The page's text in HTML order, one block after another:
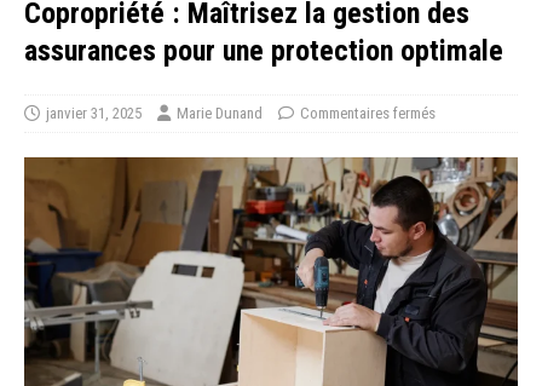
Copropriété : Maîtrisez la gestion des
assurances pour une protection optimale
janvier 31, 2025 Marie Dunand Commentaires fermés